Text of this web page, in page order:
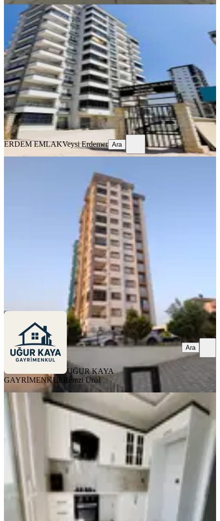
Elif Su Uludağ Mah Bulvar Üzeri 2+1
Hasarsız Satılık Full Daire
Sarıçam, Elif Su Uludağ Mahallesi
2+1· 100 m²·5. Kat·06.08.2026
3.450.000 ₺
ERDEM EMLAKVeysi Erdemer
Ara
ERDEM EMLAKVeysi Erdemer Ara
Gültepe Mh Akkaş Market Çevresi
2+1 Cep Mutfak Satılık
Sarıçam, Gültepe Mahallesi
·95 m²·5. Kat·05.08.2026
2.795.000 ₺
UĞUR KAYA GAYRİMENKULRemzi Ünal
UĞUR KAYA
GAYRİMENKUL
Remzi Ünal
Ara
YENİ
Geniş Ferah Belediye Civarı Satılık
2+1 Daire
Sarıçam, Mehmet Akif Ersoy Mahallesi
2+1·93 m²· 6. Kat ·05.08.2026
4.000.000 ₺
ATLAS GAYRİMENKUL YUNUS ERDİL